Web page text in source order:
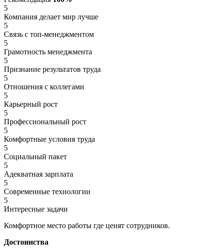
5
Компания делает мир лучше
5
Связь с топ-менеджментом
5
Грамотность менеджмента
5
Признание результатов труда
5
Отношения с коллегами
5
Карьерный рост
5
Профессиональный рост
5
Комфортные условия труда
5
Социальный пакет
5
Адекватная зарплата
5
Современные технологии
5
Интересные задачи
Комфортное место работы где ценят сотрудников.
Достоинства